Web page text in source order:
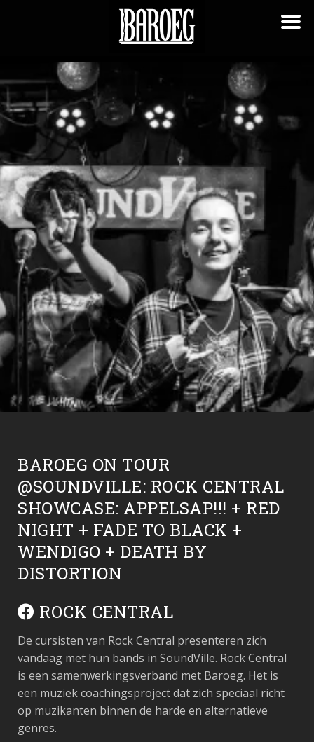
BAROEG ON TOUR
@SOUNDVILLE: ROCK CENTRAL
SHOWCASE: APPELSAP!!! + RED
NIGHT + FADE TO BLACK +
WENDIGO + DEATH BY
DISTORTION
ROCK CENTRAL
De cursisten van Rock Central presenteren zich
vandaag met hun bands in SoundVille. Rock Central
is een samenwerkingsverband met Baroeg. Het is
een muziek coachingsproject dat zich speciaal richt
op muzikanten binnen de harde en alternatieve
genres.